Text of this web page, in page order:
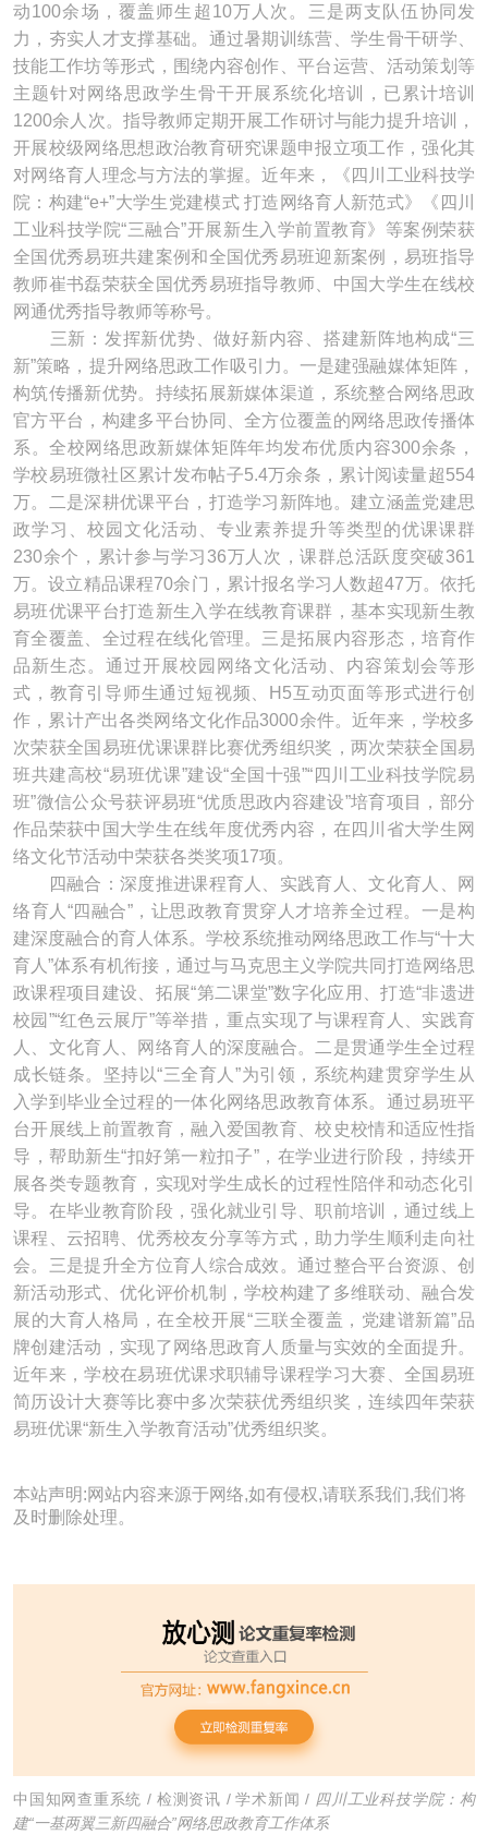
动100余场，覆盖师生超10万人次。三是两支队伍协同发
力，夯实人才支撑基础。通过暑期训练营、学生骨干研学、
技能工作坊等形式，围绕内容创作、平台运营、活动策划等
主题针对网络思政学生骨干开展系统化培训，已累计培训
1200余人次。指导教师定期开展工作研讨与能力提升培训，
开展校级网络思想政治教育研究课题申报立项工作，强化其
对网络育人理念与方法的掌握。近年来，《四川工业科技学
院：构建“e+”大学生党建模式 打造网络育人新范式》《四川
工业科技学院“三融合”开展新生入学前置教育》等案例荣获
全国优秀易班共建案例和全国优秀易班迎新案例，易班指导
教师崔书磊荣获全国优秀易班指导教师、中国大学生在线校
网通优秀指导教师等称号。
三新：发挥新优势、做好新内容、搭建新阵地构成“三
新”策略，提升网络思政工作吸引力。一是建强融媒体矩阵，
构筑传播新优势。持续拓展新媒体渠道，系统整合网络思政
官方平台，构建多平台协同、全方位覆盖的网络思政传播体
系。全校网络思政新媒体矩阵年均发布优质内容300余条，
学校易班微社区累计发布帖子5.4万余条，累计阅读量超554
万。二是深耕优课平台，打造学习新阵地。建立涵盖党建思
政学习、校园文化活动、专业素养提升等类型的优课课群
230余个，累计参与学习36万人次，课群总活跃度突破361
万。设立精品课程70余门，累计报名学习人数超47万。依托
易班优课平台打造新生入学在线教育课群，基本实现新生教
育全覆盖、全过程在线化管理。三是拓展内容形态，培育作
品新生态。通过开展校园网络文化活动、内容策划会等形
式，教育引导师生通过短视频、H5互动页面等形式进行创
作，累计产出各类网络文化作品3000余件。近年来，学校多
次荣获全国易班优课课群比赛优秀组织奖，两次荣获全国易
班共建高校“易班优课”建设“全国十强”“四川工业科技学院易
班”微信公众号获评易班“优质思政内容建设”培育项目，部分
作品荣获中国大学生在线年度优秀内容，在四川省大学生网
络文化节活动中荣获各类奖项17项。
四融合：深度推进课程育人、实践育人、文化育人、网
络育人“四融合”，让思政教育贯穿人才培养全过程。一是构
建深度融合的育人体系。学校系统推动网络思政工作与“十大
育人”体系有机衔接，通过与马克思主义学院共同打造网络思
政课程项目建设、拓展“第二课堂”数字化应用、打造“非遗进
校园”“红色云展厅”等举措，重点实现了与课程育人、实践育
人、文化育人、网络育人的深度融合。二是贯通学生全过程
成长链条。坚持以“三全育人”为引领，系统构建贯穿学生从
入学到毕业全过程的一体化网络思政教育体系。通过易班平
台开展线上前置教育，融入爱国教育、校史校情和适应性指
导，帮助新生“扣好第一粒扣子”，在学业进行阶段，持续开
展各类专题教育，实现对学生成长的过程性陪伴和动态化引
导。在毕业教育阶段，强化就业引导、职前培训，通过线上
课程、云招聘、优秀校友分享等方式，助力学生顺利走向社
会。三是提升全方位育人综合成效。通过整合平台资源、创
新活动形式、优化评价机制，学校构建了多维联动、融合发
展的大育人格局，在全校开展“三联全覆盖，党建谱新篇”品
牌创建活动，实现了网络思政育人质量与实效的全面提升。
近年来，学校在易班优课求职辅导课程学习大赛、全国易班
简历设计大赛等比赛中多次荣获优秀组织奖，连续四年荣获
易班优课“新生入学教育活动”优秀组织奖。
本站声明:网站内容来源于网络,如有侵权,请联系我们,我们将
及时删除处理。
中国知网查重系统 / 检测资讯 /学术新闻 / 四川工业科技学院：构
建“一基两翼三新四融合”网络思政教育工作体系